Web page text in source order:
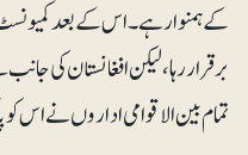
کے ہمنوا رہے۔ اس کے بعد کمیونسٹ
برقرار رہا، لیکن افغانستان کی
تمام بین الاقوامی اداروں نے اس